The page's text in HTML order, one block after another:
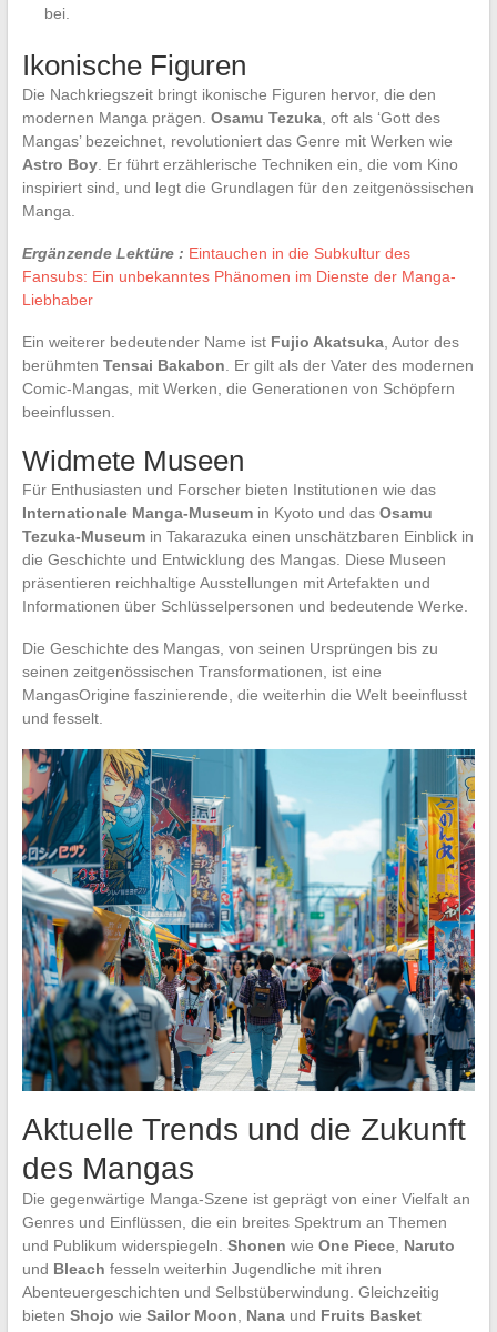
bei.
Ikonische Figuren
Die Nachkriegszeit bringt ikonische Figuren hervor, die den
modernen Manga prägen. Osamu Tezuka, oft als ‘Gott des
Mangas’ bezeichnet, revolutioniert das Genre mit Werken wie
Astro Boy. Er führt erzählerische Techniken ein, die vom Kino
inspiriert sind, und legt die Grundlagen für den zeitgenössischen
Manga.
Ergänzende Lektüre : Eintauchen in die Subkultur des
Fansubs: Ein unbekanntes Phänomen im Dienste der Manga-
Liebhaber
Ein weiterer bedeutender Name ist Fujio Akatsuka, Autor des
berühmten Tensai Bakabon . Er gilt als der Vater des modernen
Comic-Mangas, mit Werken, die Generationen von Schöpfern
beeinflussen.
Widmete Museen
Für Enthusiasten und Forscher bieten Institutionen wie das
Internationale Manga-Museumin Kyoto und das Osamu
Tezuka-Museumin Takarazuka einen unschätzbaren Einblick in
die Geschichte und Entwicklung des Mangas. Diese Museen
präsentieren reichhaltige Ausstellungen mit Artefakten und
Informationen über Schlüsselpersonen und bedeutende Werke.
Die Geschichte des Mangas, von seinen Ursprüngen bis zu
seinen zeitgenössischen Transformationen, ist eine
MangasOrigine faszinierende, die weiterhin die Welt beeinflusst
und fesselt.
Aktuelle Trends und die Zukunft
des Mangas
Die gegenwärtige Manga-Szene ist geprägt von einer Vielfalt an
Genres und Einflüssen, die ein breites Spektrum an Themen
und Publikum widerspiegeln. Shonen wie One Piece, Naruto
und Bleach fesseln weiterhin Jugendliche mit ihren
Abenteuergeschichten und Selbstüberwindung. Gleichzeitig
bieten Shojo wie Sailor Moon Nanaund Fruits Basket